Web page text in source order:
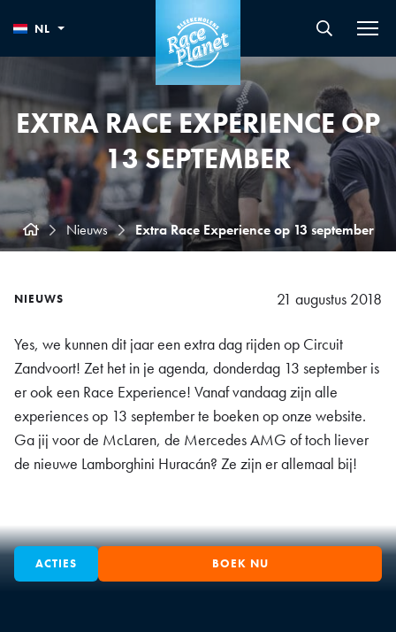
NL
EXTRA RACE EXPERIENCE OP
13 SEPTEMBER
Nieuws Extra Race Experience op 13 september
NIEUWS 21 augustus 2018
Yes, we kunnen dit jaar een extra dag rijden op Circuit
Zandvoort! Zet het in je agenda, donderdag 13 september is
er ook een Race Experience! Vanaf vandaag zijn alle
experiences op 13 september te boeken op onze website.
Ga jij voor de McLaren, de Mercedes AMG of toch liever
de nieuwe Lamborghini Huracán? Ze zijn er allemaal bij!
ACTIES BOEK NU